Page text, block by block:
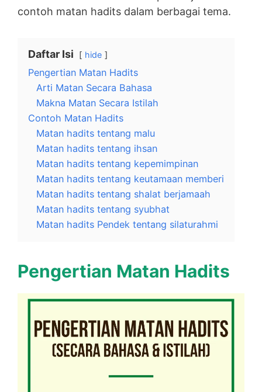
contoh matan hadits dalam berbagai tema.
Daftar Isi hide
Pengertian Matan Hadits
Arti Matan Secara Bahasa
Makna Matan Secara Istilah
Contoh Matan Hadits
Matan hadits tentang malu
Matan hadits tentang ihsan
Matan hadits tentang kepemimpinan
Matan hadits tentang keutamaan memberi
Matan hadits tentang shalat berjamaah
Matan hadits tentang syubhat
Matan hadits Pendek tentang silaturahmi
Pengertian Matan Hadits